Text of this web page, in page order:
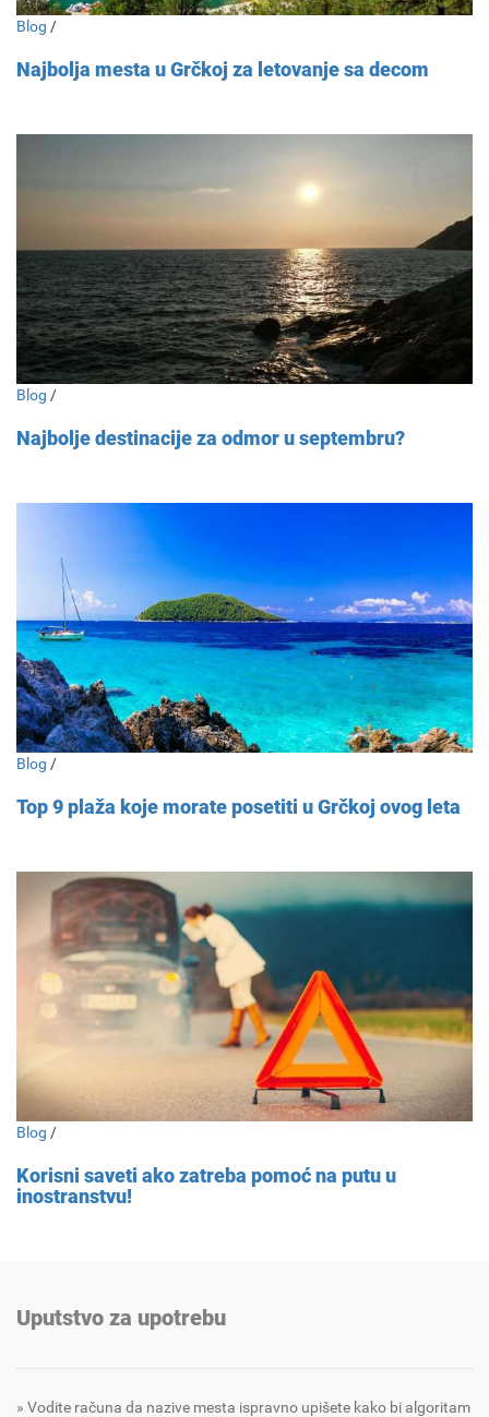
Blog /
Najbolja mesta u Grčkoj za letovanje sa decom
Blog /
Najbolje destinacije za odmor u septembru?
Blog /
Top 9 plaža koje morate posetiti u Grčkoj ovog leta
Blog /
Korisni saveti ako zatreba pomoć na putu u
inostranstvu!
Uputstvo za upotrebu
Vodite računa da nazive mesta ispravno upišete kako bi algoritam